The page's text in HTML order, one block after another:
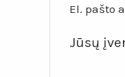
El. pašto
Jūsų